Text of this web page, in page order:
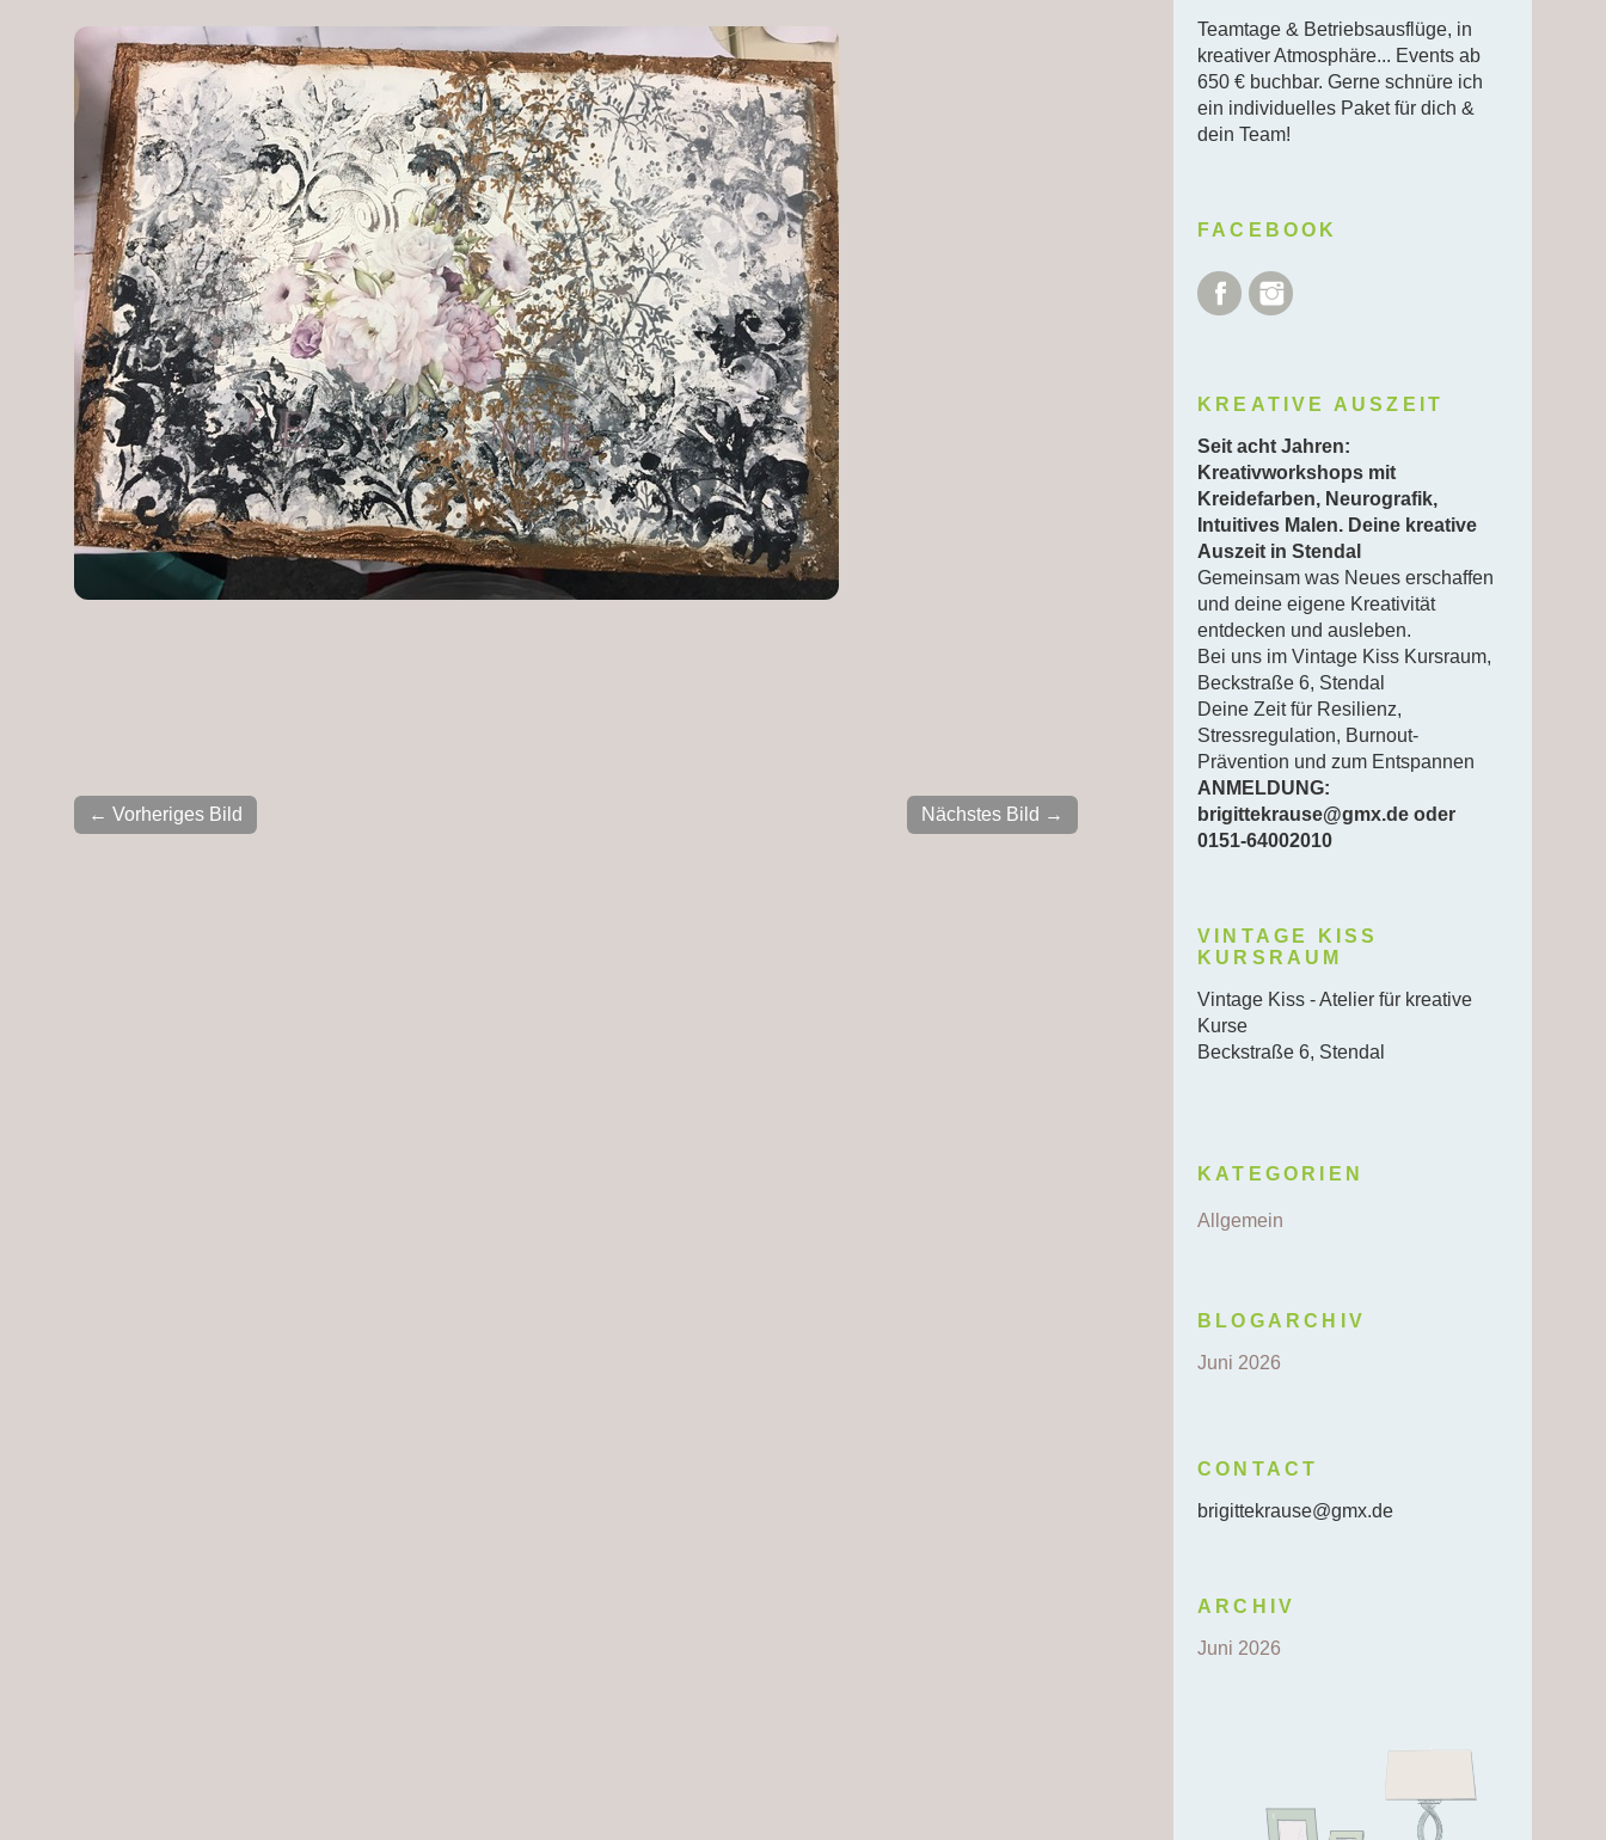
← Vorheriges Bild Nächstes Bild →
Teamtage & Betriebsausflüge, in
kreativer Atmosphäre... Events ab
650 € buchbar. Gerne schnüre ich
ein individuelles Paket für dich &
dein Team!
FACEBOOK
Facebook
KREATIVE AUSZEIT
Seit acht Jahren:
Kreativworkshops mit
Kreidefarben, Neurografik,
Intuitives Malen. Deine kreative
Auszeit in Stendal
Gemeinsam was Neues erschaffen
und deine eigene Kreativität
entdecken und ausleben.
Bei uns im Vintage Kiss Kursraum,
Beckstraße 6, Stendal
Deine Zeit für Resilienz,
Stressregulation, Burnout-
Prävention und zum Entspannen
ANMELDUNG:
brigittekrause@gmx.de oder
0151-64002010
VINTAGE KISS
KURSRAUM
Vintage Kiss - Atelier für kreative
Kurse
Beckstraße 6, Stendal
KATEGORIEN
Allgemein
BLOGARCHIV
Juni 2026
CONTACT
brigittekrause@gmx.de
ARCHIV
Juni 2026